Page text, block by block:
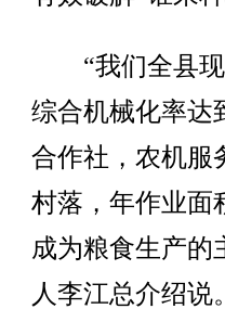
“我们全县现
综合机械化率达
合作社，农机服
村落，年作业面
成为粮食生产的
人李江总介绍说